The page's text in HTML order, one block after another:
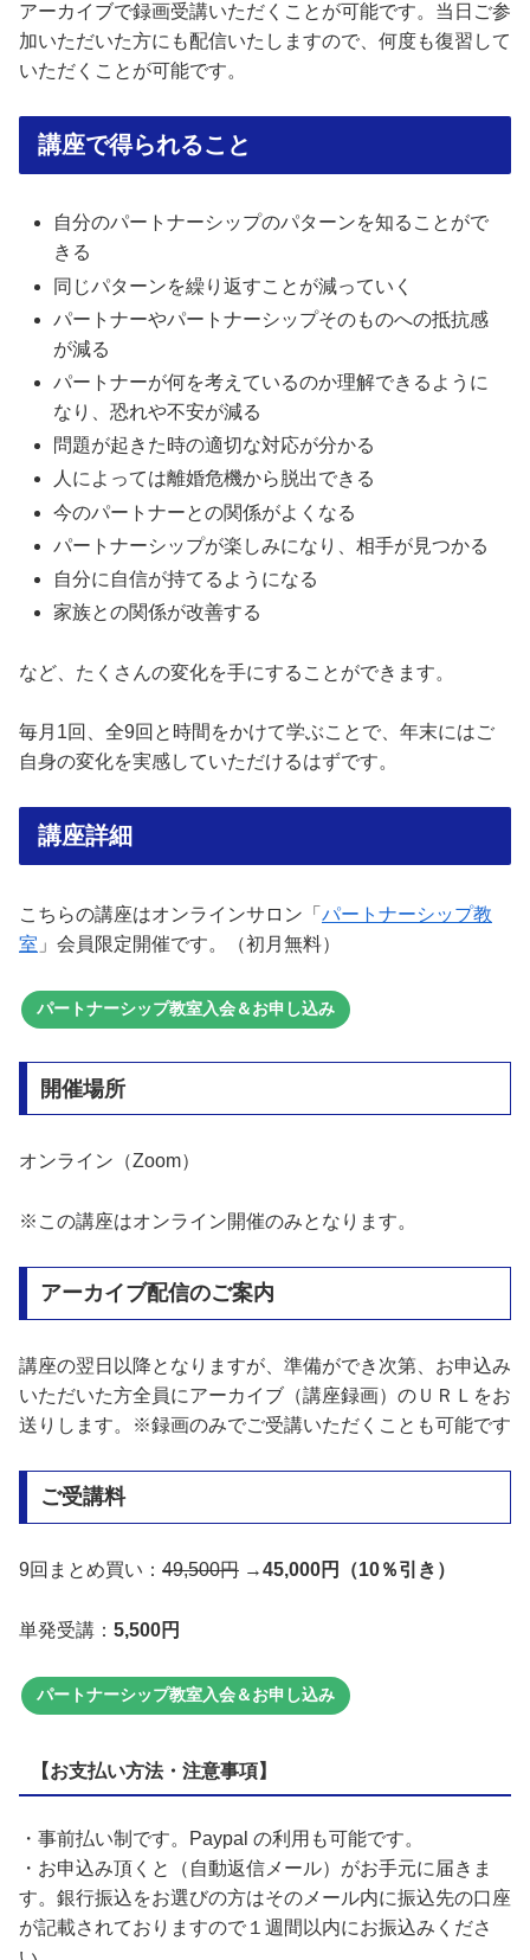
アーカイブで録画受講いただくことが可能です。当日ご参
加いただいた方にも配信いたしますので、何度も復習して
いただくことが可能です。
講座で得られること
自分のパートナーシップのパターンを知ることがで
きる
同じパターンを繰り返すことが減っていく
パートナーやパートナーシップそのものへの抵抗感
が減る
パートナーが何を考えているのか理解できるように
なり、恐れや不安が減る
問題が起きた時の適切な対応が分かる
人によっては離婚危機から脱出できる
今のパートナーとの関係がよくなる
パートナーシップが楽しみになり、相手が見つかる
自分に自信が持てるようになる
家族との関係が改善する
など、たくさんの変化を手にすることができます。
毎月1回、全9回と時間をかけて学ぶことで、年末にはご
自身の変化を実感していただけるはずです。
講座詳細
こちらの講座はオンラインサロン「 パートナーシップ教
室 」会員限定開催です。（初月無料）
パートナーシップ教室入会＆お申し込み
開催場所
オンライン（Zoom）
※この講座はオンライン開催のみとなります。
アーカイブ配信のご案内
講座の翌日以降となりますが、準備ができ次第、お申込み
いただいた方全員にアーカイブ（講座録画）のＵＲＬをお
送りします。※録画のみでご受講いただくことも可能です
ご受講料
9回まとめ買い： 49,500円 →45,000円（10％引き）
単発受講： 5,500円
パートナーシップ教室入会＆お申し込み
【お支払い方法・注意事項】
・事前払い制です。Paypal の利用も可能です。
・お申込み頂くと（自動返信メール）がお手元に届きま
す。銀行振込をお選びの方はそのメール内に振込先の口座
が記載されておりますので１週間以内にお振込みくださ